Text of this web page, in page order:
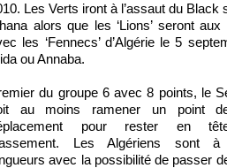
Les Verts iront à l’assaut du Black
alors que les ‘Lions’ seront aux
les ‘Fennecs’ d’Algérie le 5
ou Annaba.
du groupe 6 avec 8 points, le
au moins ramener un point
pour rester en
Les Algériens sont à
avec la possibilité de passer